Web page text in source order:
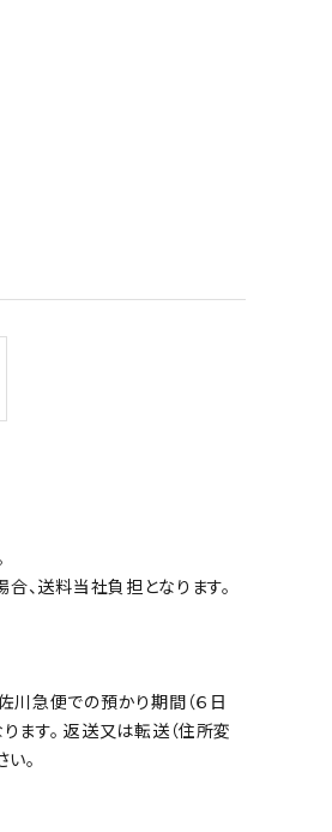
、送料当社負担となります。
川急便での預かり期間（６日
ます。 返送又は転送（住所変
。